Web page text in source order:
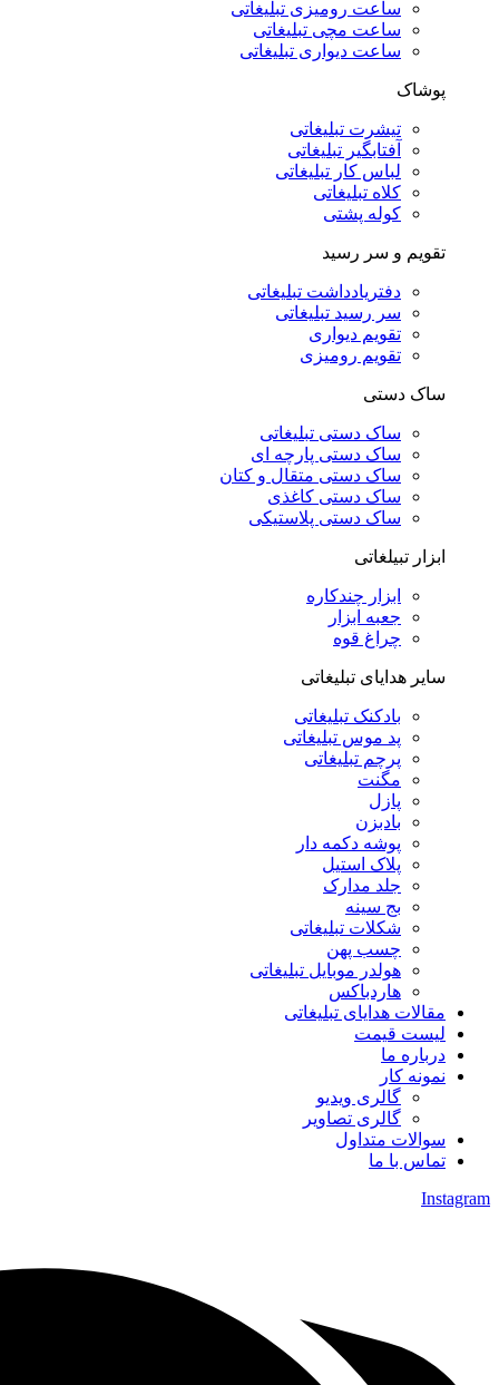
ساعت رومیزی تبلیغاتی
ساعت مچی تبلیغاتی
ساعت دیواری تبلیغاتی
پوشاک
تیشرت تبلیغاتی
آفتابگیر تبلیغاتی
لباس کار تبلیغاتی
کلاه تبلیغاتی
کوله پشتی
تقویم و سر رسید
دفتریادداشت تبلیغاتی
سر رسید تبلیغاتی
تقویم دیواری
تقویم رومیزی
ساک دستی
ساک دستی تبلیغاتی
ساک دستی پارچه ای
ساک دستی متقال و کتان
ساک دستی کاغذی
ساک دستی پلاستیکی
ابزار تبیلغاتی
ابزار چندکاره
جعبه ابزار
چراغ قوه
سایر هدایای تبلیغاتی
بادکنک تبلیغاتی
پد موس تبلیغاتی
پرچم تبلیغاتی
مگنت
پازل
بادبزن
پوشه دکمه دار
پلاک استیل
جلد مدارک
بج سینه
شکلات تبلیغاتی
چسب پهن
هولدر موبایل تبلیغاتی
هاردباکس
مقالات هدایای تبلیغاتی
لیست قیمت
درباره ما
نمونه کار
گالری ویدیو
گالری تصاویر
سوالات متداول
تماس با ما
Instagram